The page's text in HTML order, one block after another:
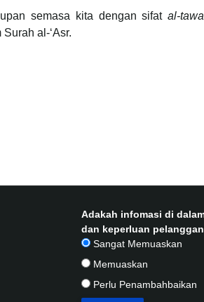
semasa kita dengan sifatal-
al-‘Asr.
Adakah infomasi di
dan keperluan
Sangat Memuaskan
Memuaskan
Perlu Penambahbaikan